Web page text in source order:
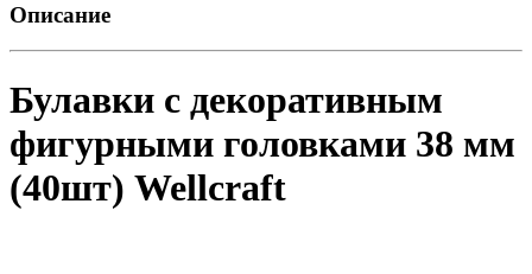
Описание
Булавки с декоративным
фигурными головками 38 мм
(40шт) Wellcraft